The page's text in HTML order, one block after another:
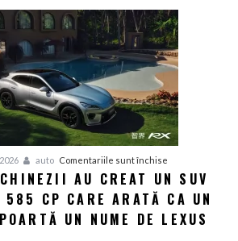
doar
12
minute:
lansează
noua
generație
Smart
în
China
auto Comentariile sunt închise
Luxeed
RX:
Chinezii
AU CREAT UN SUV
585 CP CARE ARATĂ CA UN
UN NUME DE LEXUS